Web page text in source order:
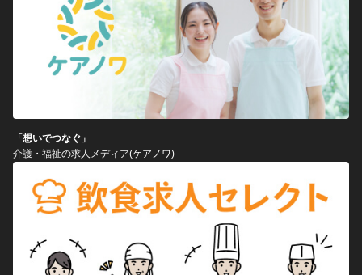
「想いでつなぐ」
介護・福祉の求人メディア(ケアノワ)